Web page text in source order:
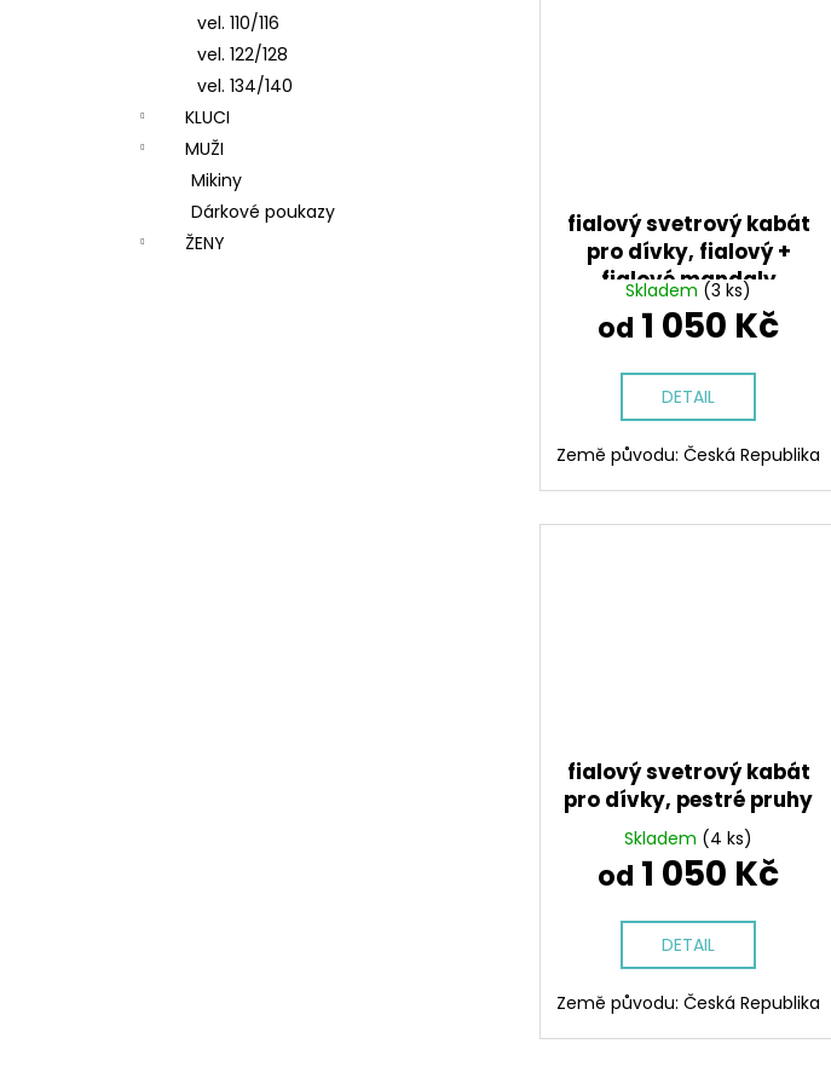
vel. 110/116
vel. 122/128
vel. 134/140
KLUCI
MUŽI
Mikiny
Dárkové poukazy
ŽENY
fialový svetrový kabát
pro dívky, fialový +
fialové mandaly
Skladem (3 ks)
od 1 050 Kč
DETAIL
Země původu: Česká Republika
fialový svetrový kabát
pro dívky, pestré pruhy
Skladem (4 ks)
od 1 050 Kč
DETAIL
Země původu: Česká Republika